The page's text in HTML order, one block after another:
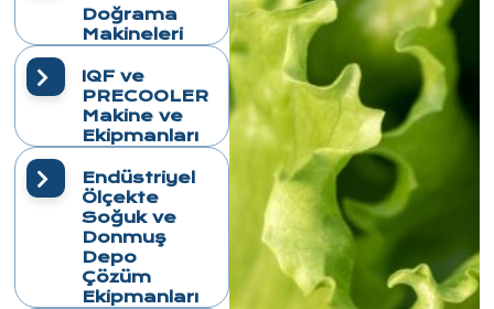
Doğrama
Makineleri
IQF ve
PRECOOLER
Makine ve
Ekipmanları
Endüstriyel
Ölçekte
Soğuk ve
Donmuş
Depo
Çözüm
Ekipmanları